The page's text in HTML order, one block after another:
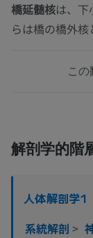
橋延髄核は、
らは橋の橋外核
この
解剖学的階
人体解剖学1
系統解剖 >